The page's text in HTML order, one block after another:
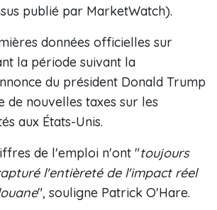
publié par MarketWatch).
données officielles sur
la période suivant la
du président Donald Trump
de nouvelles taxes sur les
aux États-Unis.
de l'emploi n'ont "toujours
l'entièreté de l'impact réel
", souligne Patrick O'Hare.